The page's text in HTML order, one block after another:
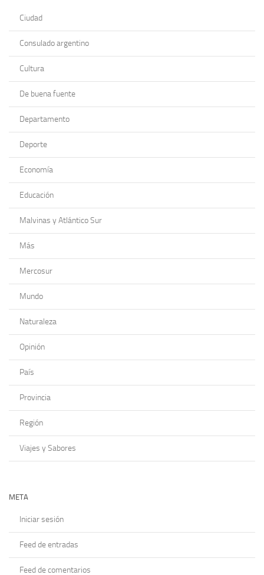
Ciudad
Consulado argentino
Cultura
De buena fuente
Departamento
Deporte
Economía
Educación
Malvinas y Atlántico Sur
Más
Mercosur
Mundo
Naturaleza
Opinión
País
Provincia
Región
Viajes y Sabores
META
Iniciar sesión
Feed de entradas
Feed de comentarios